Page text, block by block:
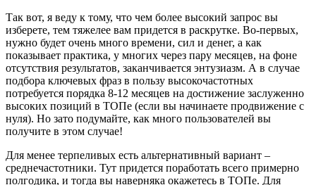
Так вот, я веду к тому, что чем более высокий запрос вы
изберете, тем тяжелее вам придется в раскрутке. Во-первых,
нужно будет очень много времени, сил и денег, а как
показывает практика, у многих через пару месяцев, на фоне
отсутствия результатов, заканчивается энтузиазм. А в случае
подбора ключевых фраз в пользу высокочастотных
потребуется порядка 8-12 месяцев на достижение заслуженно
высоких позиций в ТОПе (если вы начинаете продвижение с
нуля). Но зато подумайте, как много пользователей вы
получите в этом случае!
Для менее терпеливых есть альтернативный вариант –
среднечастотники. Тут придется поработать всего примерно
полгодика, и тогда вы наверняка окажетесь в ТОПе. Для